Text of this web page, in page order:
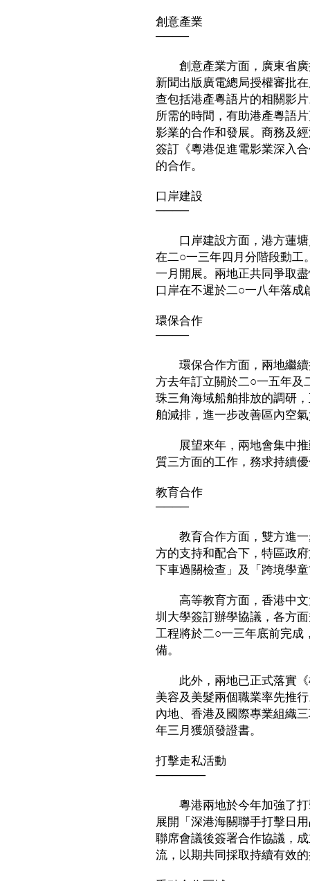
創意產業
────
創意產業方面，廣東省廣
新聞出版廣電總局授權審批
查包括港產粵語片的相關影
所需的時間，有助港產粵語
影業的合作和發展。商務及
簽訂《粵港促進電影業深入
的合作。
口岸建設
────
口岸建設方面，港方蓮塘
在二○一三年四月分階段動工
一月開展。兩地正共同爭取
口岸在不遲於二○一八年落成
環保合作
────
環保合作方面，兩地繼續
方去年訂立關於二○一五年及
珠三角海域船舶排放的調研
舶減排，進一步改善區內空
展望來年，兩地會集中推
質三方面的工作，務求持續
教育合作
────
教育合作方面，雙方進一
方的支持和配合下，特區政
下車過關檢查」及「跨境學
高等教育方面，香港中文
圳大學簽訂辦學協議，各方
工程將於二○一三年底前完成
備。
此外，兩地已正式落實《
美容及美髮兩個職業率先推
內地、香港及國際專業組織
年三月獲頒發證書。
打擊走私活動
──────
粵港兩地於今年加強了打
展開「深港海關聯手打擊日
聯席會議後簽署合作協議，
流，以期共同採取持續有效